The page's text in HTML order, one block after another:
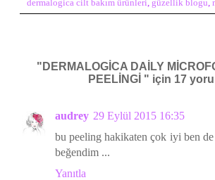
dermalogica cilt bakım ürünleri, güzellik blogu,
"DERMALOGİCA DAİLY
PEELİNGİ " için 17
audrey 29 Eylül 2015 16:35
bu peeling hakikaten çok iyi ben
beğendim ...
Yanıtla